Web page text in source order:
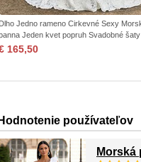
Dlho Jedno rameno Cirkevné Sexy
Jeden kvet popruh Svadobné šaty
165,50
Hodnotenie používateľov
Morská